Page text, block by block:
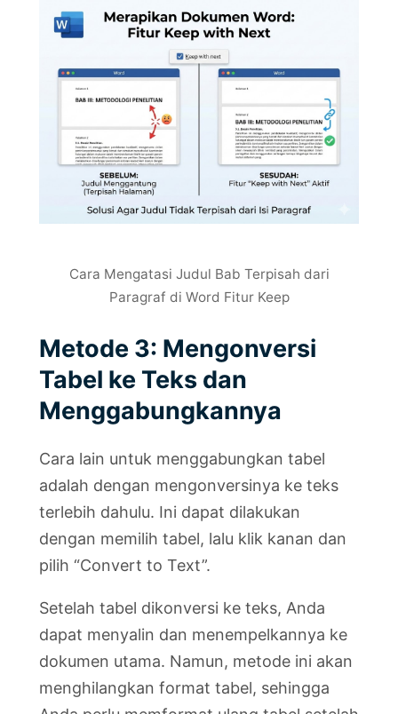
Cara Mengatasi Judul Bab Terpisah dari
Paragraf di Word Fitur Keep
Metode 3: Mengonversi
Tabel ke Teks dan
Menggabungkannya
Cara lain untuk menggabungkan tabel
adalah dengan mengonversinya ke teks
terlebih dahulu. Ini dapat dilakukan
dengan memilih tabel, lalu klik kanan dan
pilih “Convert to Text”.
Setelah tabel dikonversi ke teks, Anda
dapat menyalin dan menempelkannya ke
dokumen utama. Namun, metode ini akan
menghilangkan format tabel, sehingga